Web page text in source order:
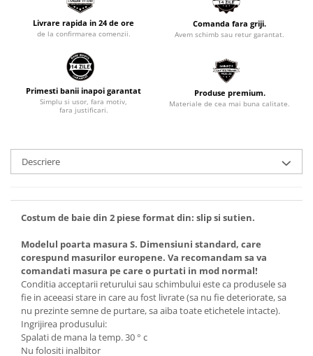
Livrare rapida in 24 de ore
de la confirmarea comenzii.
Comanda fara griji.
Avem schimb sau retur garantat.
Primesti banii inapoi garantat
Simplu si usor, fara motiv,
fara justificari.
Produse premium.
Materiale de cea mai buna calitate.
Descriere
Costum de baie din 2 piese format din: slip si sutien.
Modelul poarta masura S. Dimensiuni standard, care
corespund masurilor europene. Va recomandam sa va
comandati masura pe care o purtati in mod normal!
Conditia acceptarii returului sau schimbului este ca produsele sa
fie in aceeasi stare in care au fost livrate (sa nu fie deteriorate, sa
nu prezinte semne de purtare, sa aiba toate etichetele intacte).
Ingrijirea produsului:
Spalati de mana la temp. 30 ° c
Nu folositi inalbitor